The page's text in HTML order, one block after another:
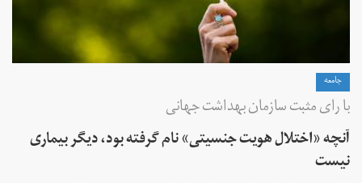
جامعه
با رای مثبت سازمان بهداشت جهانی
آنچه «اختلال هویت جنسیتی» نام گرفته بود، دیگر بیماری
نیست